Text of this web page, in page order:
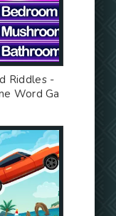
Riddles -
Word Ga